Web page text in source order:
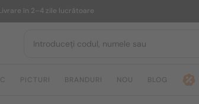
în 2–4 zile lucrătoare
PICTURI BRANDURI NOU BLOG